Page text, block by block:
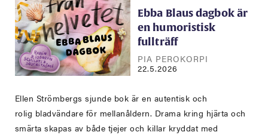
Ebba Blaus dagbok är
en humoristisk
fullträff
PIA PEROKORPI
22.5.2026
Ellen Strömbergs sjunde bok är en autentisk och
rolig bladvändare för mellanåldern. Drama kring hjärta och
smärta skapas av både tjejer och killar kryddat med